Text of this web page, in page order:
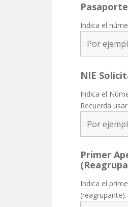
Indica el
NIE
Indica el
Recuerda
Primer
Indica el